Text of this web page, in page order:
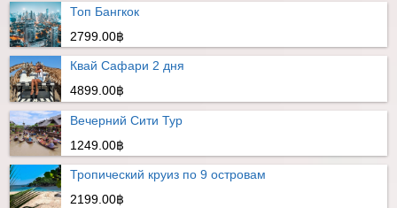
Топ Бангкок
2799.00฿
Квай Сафари 2 дня
4899.00฿
Вечерний Сити Тур
1249.00฿
Тропический круиз по 9 островам
2199.00฿